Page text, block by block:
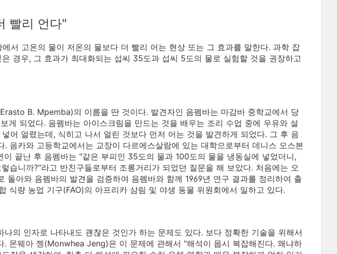
빨리 언다"
서 고온의 물이 저온의 물보다 더 빨리 어는 현상 또는 그 효과를 말한다. 과학 잡
경우, 그 효과가 최대화되는 섭씨 35도과 섭씨 5도의 물로 실험할 것을 권장하고
B. Mpemba)의 이름을 딴 것이다. 발견자인 음펨바는 마감바 중학교에서 당
게 되었다. 음펨바는 아이스크림을 만드는 것을 배우는 조리 수업 중에 우유와 설
어 얼렸는데, 식히고 나서 얼린 것보다 먼저 어는 것을 발견하게 되었다. 그 후 음
음카와 고등학교에서는 교장이 다르에스살람에 있는 대학으로부터 데니스 오스본
끝난 후 음펨바는 "같은 부피인 35도의 물과 100도의 물을 냉동실에 넣었더니,
습니까?"라고 반친구들로부터 조롱거리가 되었던 질문을 해 보았다. 처음에는 오
돌아와 음펨바의 발견을 검증하여 음펨바와 함께 1969년 연구 결과를 정리하여 출
식량 농업 기구(FAO)의 아프리카 삼림 및 야생 동물 위원회에서 일하고 있다.
의 인자로 나타내도 괜찮은 것인가 하는 문제도 있다. 보다 정확한 기술을 위해서
. 몬웨아 젱(Monwhea Jeng)은 이 문제에 관해서 "해석이 몹시 복잡해진다. 왜냐하